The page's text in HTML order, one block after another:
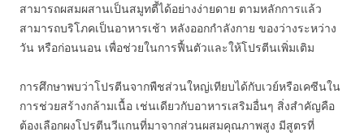
สามารถผสมผสานเป็นสมูทตี้ได้อย่างง่ายดาย ตามหลักการแล้ว
สามารถบริโภคเป็นอาหารเช้า หลังออกกำลังกาย ของว่างระหว่าง
วัน หรือก่อนนอน เพื่อช่วยในการฟื้นตัวและให้โปรตีนเพิ่มเติม
การศึกษาพบว่าโปรตีนจากพืชส่วนใหญ่เทียบได้กับเวย์หรือเคซีนใน
การช่วยสร้างกล้ามเนื้อ เช่นเดียวกับอาหารเสริมอื่นๆ สิ่งสำคัญคือ
ต้องเลือกผงโปรตีนวีแกนที่มาจากส่วนผสมคุณภาพสูง มีสูตรที่